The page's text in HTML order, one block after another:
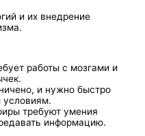
и их внедрение
работы с мозгами и
и нужно быстро
условиям.
требуют умения
информацию.